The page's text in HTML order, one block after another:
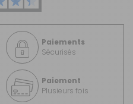
Paiements
Sécurisés
Paiement
Plusieurs fois